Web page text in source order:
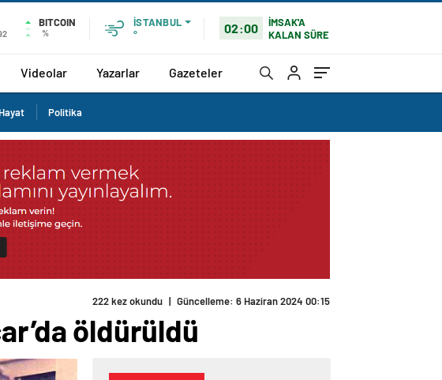
BITCOIN
%
İSTANBUL
°
02:00
İMSAK'A
KALAN SÜRE
Videolar Yazarlar Gazeteler
Hayat Politika
öldürüldü